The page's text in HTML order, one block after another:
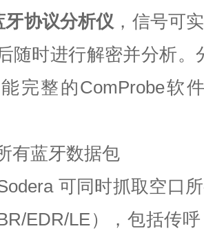
牙协议分析仪 ，信号可
随时进行解密并分析。
完整的ComProbe软
有蓝牙数据包
可同时抓取空口
EDR/LE），包括传